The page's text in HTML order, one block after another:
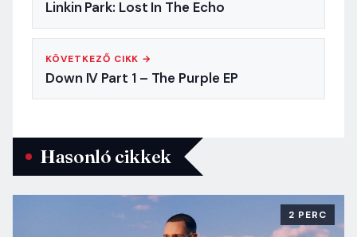
Linkin Park: Lost In The Echo
KÖVETKEZŐ CIKK →
Down IV Part 1 – The Purple EP
Hasonló cikkek
2 PERC